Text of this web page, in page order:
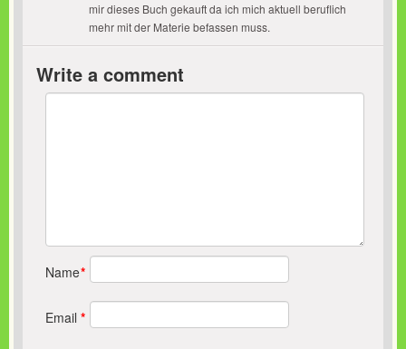
mir dieses Buch gekauft da ich mich aktuell beruflich
mehr mit der Materie befassen muss.
Write a comment
Name*
Email *